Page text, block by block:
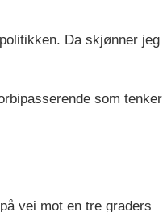
Da skjønner
som
vei mot en tre graders